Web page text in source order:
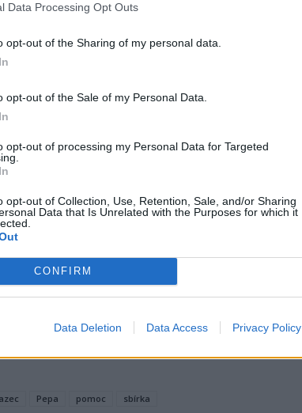
Data Processing Opt Outs
opt-out of the Sharing of my personal data.
opt-out of the Sale of my Personal Data.
opt-out of processing my Personal Data for Targeted
opt-out of Collection, Use, Retention, Sale, and/or Sharing
Data that Is Unrelated with the Purposes for which it
CONFIRM
Data Deletion Data Access Privacy Policy
za cíl vybrat prostředky na pořízení devítimístného
a bezpečnější dopravu dětí na všechny aktivity, ale
organizaci více společných akcí.
částky 1 129 990 Kč a zbývá ještě 46 dnů do ukončení
peníze budou využity na nákup vozu a jeho nezbytné
hledat další způsoby, jak chybějící prostředky získat.
auta a další potřeby dětí.
jakoukoliv podporu, která je posune blíže k jejich snu
příležitostí, jak těmto dětem pomoci získat nejen nové
které si budou pamatovat celý život. Více o sbírce
Pepa pomoc sbírka